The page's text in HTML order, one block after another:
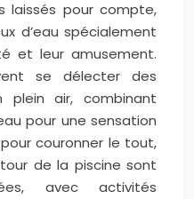
laissés pour compte,
d’eau spécialement
et leur amusement.
se délecter des
plein air, combinant
pour une sensation
couronner le tout,
de la piscine sont
avec activités